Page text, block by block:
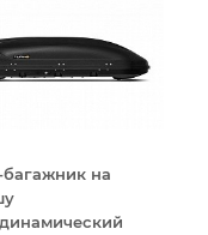
багажник на